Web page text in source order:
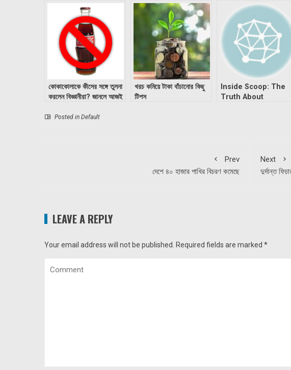
Methods
কোকাকোলাকে কীসের সঙ্গে তুলনা
করলেন বিজ্ঞানীরা? জানলে আজই
খরচ কমিয়ে টাকা বাঁচানোর কিছু
টিপস
Inside Scoop: The
Truth About
Posted in Default
Prev
দেশে ৪০ হাজার পাখির বিচরণ কমেছে
Next
দুর্দান্ত
LEAVE A REPLY
Your email address will not be published. Required fields are marked *